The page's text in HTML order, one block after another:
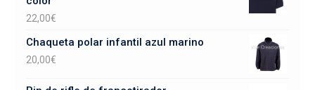
22,00€
Chaqueta polar infantil azul marino
20,00€